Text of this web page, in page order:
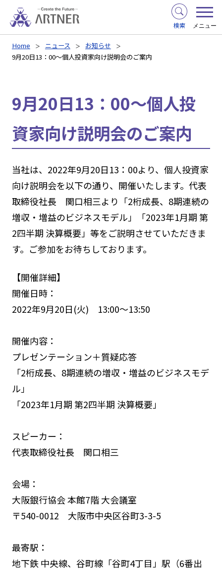
検索 メニュー
Home ニュース
お知らせ
9月20日13：00～個人投資家向け説明会のご案内
9月20日13：00～個人投
資家向け説明会のご案内
当社は、2022年9月20日13：00より、個人投資家
向け説明会を以下の通り、開催いたします。代表
取締役社長 関口相三より「2桁成長、8期連続の
増収・増益のビジネスモデル」「2023年1月期 第
2四半期 決算概要」等をご説明させていただきま
す。ご参加をお待ちしております。
【開催詳細】
開催日時：
2022年9月20日(火) 13:00～13:50
開催内容：
プレゼンテーション＋質疑応答
「2桁成長、8期連続の増収・増益のビジネスモデ
ル」
「2023年1月期 第2四半期 決算概要」
スピーカー：
代表取締役社長 関口相三
会場：
大阪銀行協会 本館7階 大会議室
〒540-0012 大阪市中央区谷町3-3-5
最寄駅：
地下鉄 中央線、谷町線「谷町4丁目」駅（6番出